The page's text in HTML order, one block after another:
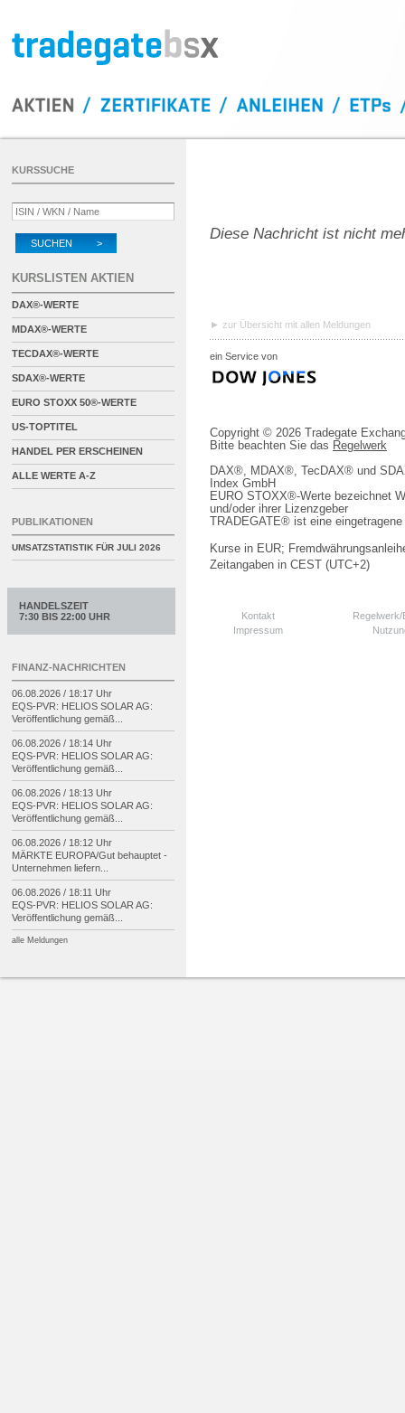
Diese Nachricht ist nicht
zur Übersicht mit allen Meldungen
ein Service von
Copyright © 2026 Tradegate
Bitte beachten Sie das Regelwerk
DAX®, MDAX®, TecDAX® und
Index GmbH
EURO STOXX®-Werte bezeichnet
und/oder ihrer Lizenzgeber
TRADEGATE® ist eine
Kurse in EUR;
Zeitangaben in CEST (UTC+2)
Kontakt
Impressum
KURSSUCHE
SUCHEN >
KURSLISTEN AKTIEN
DAX®-WERTE
MDAX®-WERTE
TECDAX®-WERTE
SDAX®-WERTE
EURO STOXX 50®-WERTE
US-TOPTITEL
HANDEL PER ERSCHEINEN
ALLE WERTE A-Z
PUBLIKATIONEN
UMSATZSTATISTIK FÜR JULI 2026
HANDELSZEIT
7:30 BIS 22:00 UHR
FINANZ-NACHRICHTEN
06.08.2026 / 18:17 Uhr
EQS-PVR: HELIOS SOLAR AG:
Veröffentlichung gemäß...
06.08.2026 / 18:14 Uhr
EQS-PVR: HELIOS SOLAR AG:
Veröffentlichung gemäß...
06.08.2026 / 18:13 Uhr
EQS-PVR: HELIOS SOLAR AG:
Veröffentlichung gemäß...
06.08.2026 / 18:12 Uhr
MÄRKTE EUROPA/Gut behauptet -
Unternehmen liefern...
06.08.2026 / 18:11 Uhr
EQS-PVR: HELIOS SOLAR AG:
Veröffentlichung gemäß...
alle Meldungen